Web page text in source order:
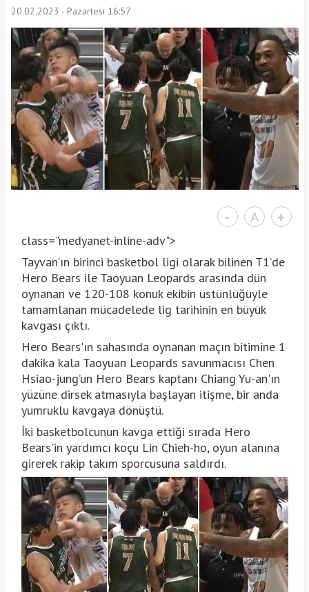
20.02.2023 - Pazartesi 16:57
- A +
class="medyanet-inline-adv">
Tayvan’ın birinci basketbol ligi olarak bilinen T1’de
Hero Bears ile Taoyuan Leopards arasında dün
oynanan ve 120-108 konuk ekibin üstünlüğüyle
tamamlanan mücadelede lig tarihinin en büyük
kavgası çıktı.
Hero Bears'ın sahasında oynanan maçın bitimine 1
dakika kala Taoyuan Leopards savunmacısı Chen
Hsiao-jung’un Hero Bears kaptanı Chiang Yu-an'ın
yüzüne dirsek atmasıyla başlayan itişme, bir anda
yumruklu kavgaya dönüştü.
İki basketbolcunun kavga ettiği sırada Hero
Bears'in yardımcı koçu Lin Chieh-ho, oyun alanına
girerek rakip takım sporcusuna saldırdı.